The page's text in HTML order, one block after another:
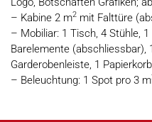
– Kabine 2 m2 mit Falttüre
– Mobiliar: 1 Tisch, 4 Stühle,
Barelemente (abschliessbar),
Garderobenleiste, 1 Papierkorb
– Beleuchtung: 1 Spot pro 3 m